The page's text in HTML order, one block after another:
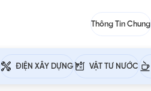
Thông Tin Chung
ĐIỆN XÂY DỰNG VẬT TƯ NƯỚC